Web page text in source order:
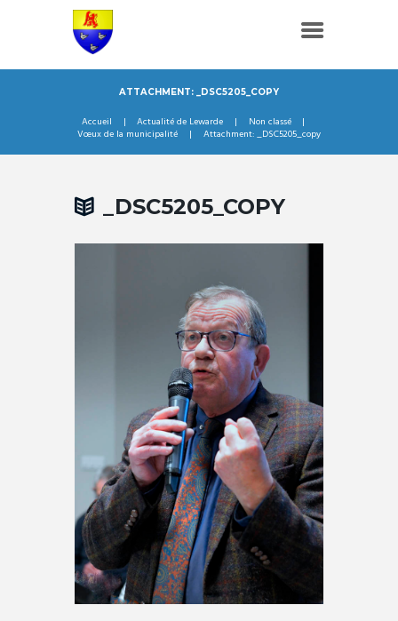
ATTACHMENT: _DSC5205_COPY
Accueil Actualité de Lewarde
Non classé
Vœux de la municipalité
Attachment: _DSC5205_copy
_DSC5205_COPY